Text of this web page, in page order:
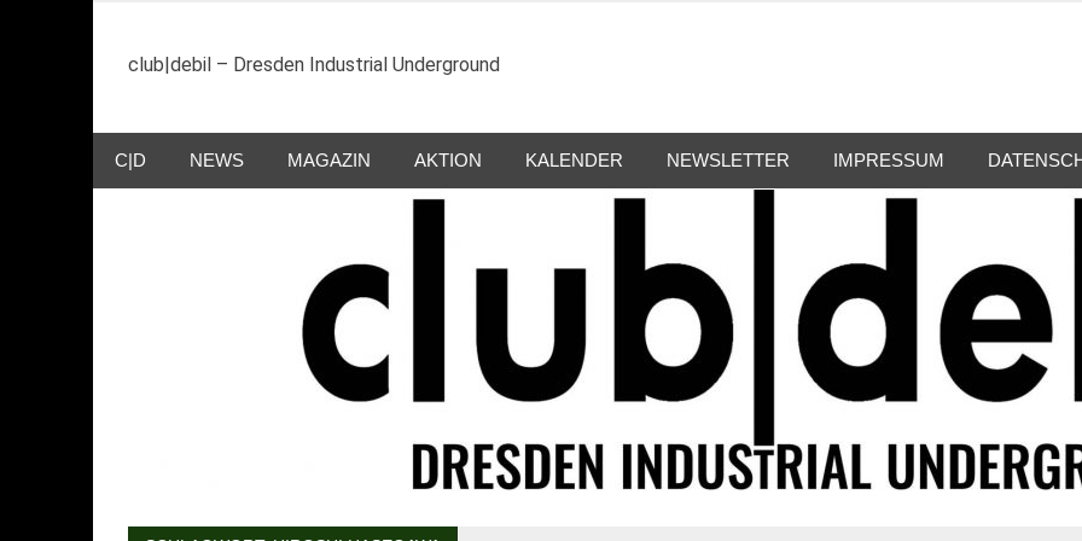
springen
club|debil – Dresden Industrial Underground
C|D NEWS MAGAZIN AKTION KALENDER NEWSLETTER IMPRESSUM